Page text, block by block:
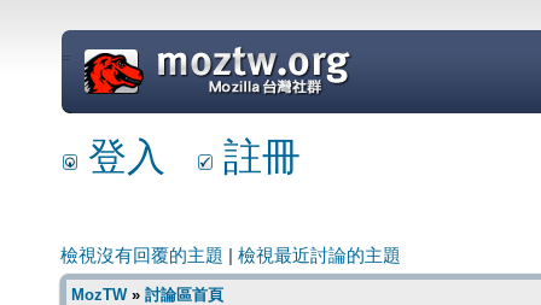
=
登入 註冊
檢視沒有回覆的主題 檢視最近討論的主題
MozTW» 討論區首頁